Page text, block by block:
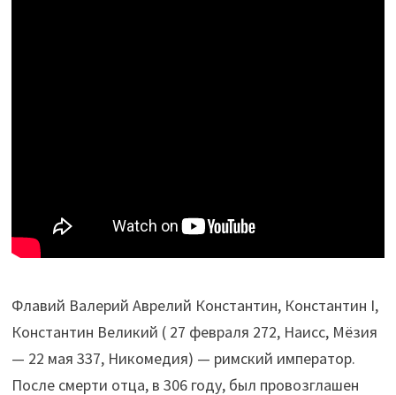
Флавий Валерий Аврелий Константин, Константин I,
Константин Великий ( 27 февраля 272, Наисс, Мёзия
— 22 мая 337, Никомедия) — римский император.
После смерти отца, в 306 году, был провозглашен